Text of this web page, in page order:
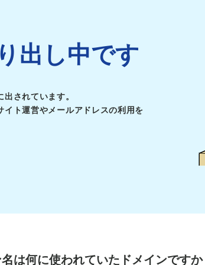
出し中です
出されています。
ト運営やメールアドレスの利用を
は何に使われていたドメインですか